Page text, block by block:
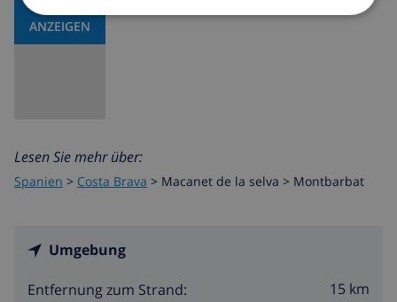
ANZEIGEN
Lesen Sie mehr über:
Spanien > Costa Brava > Macanet de la selva > Montbarbat
Umgebung
Entfernung zum Strand:
15 km